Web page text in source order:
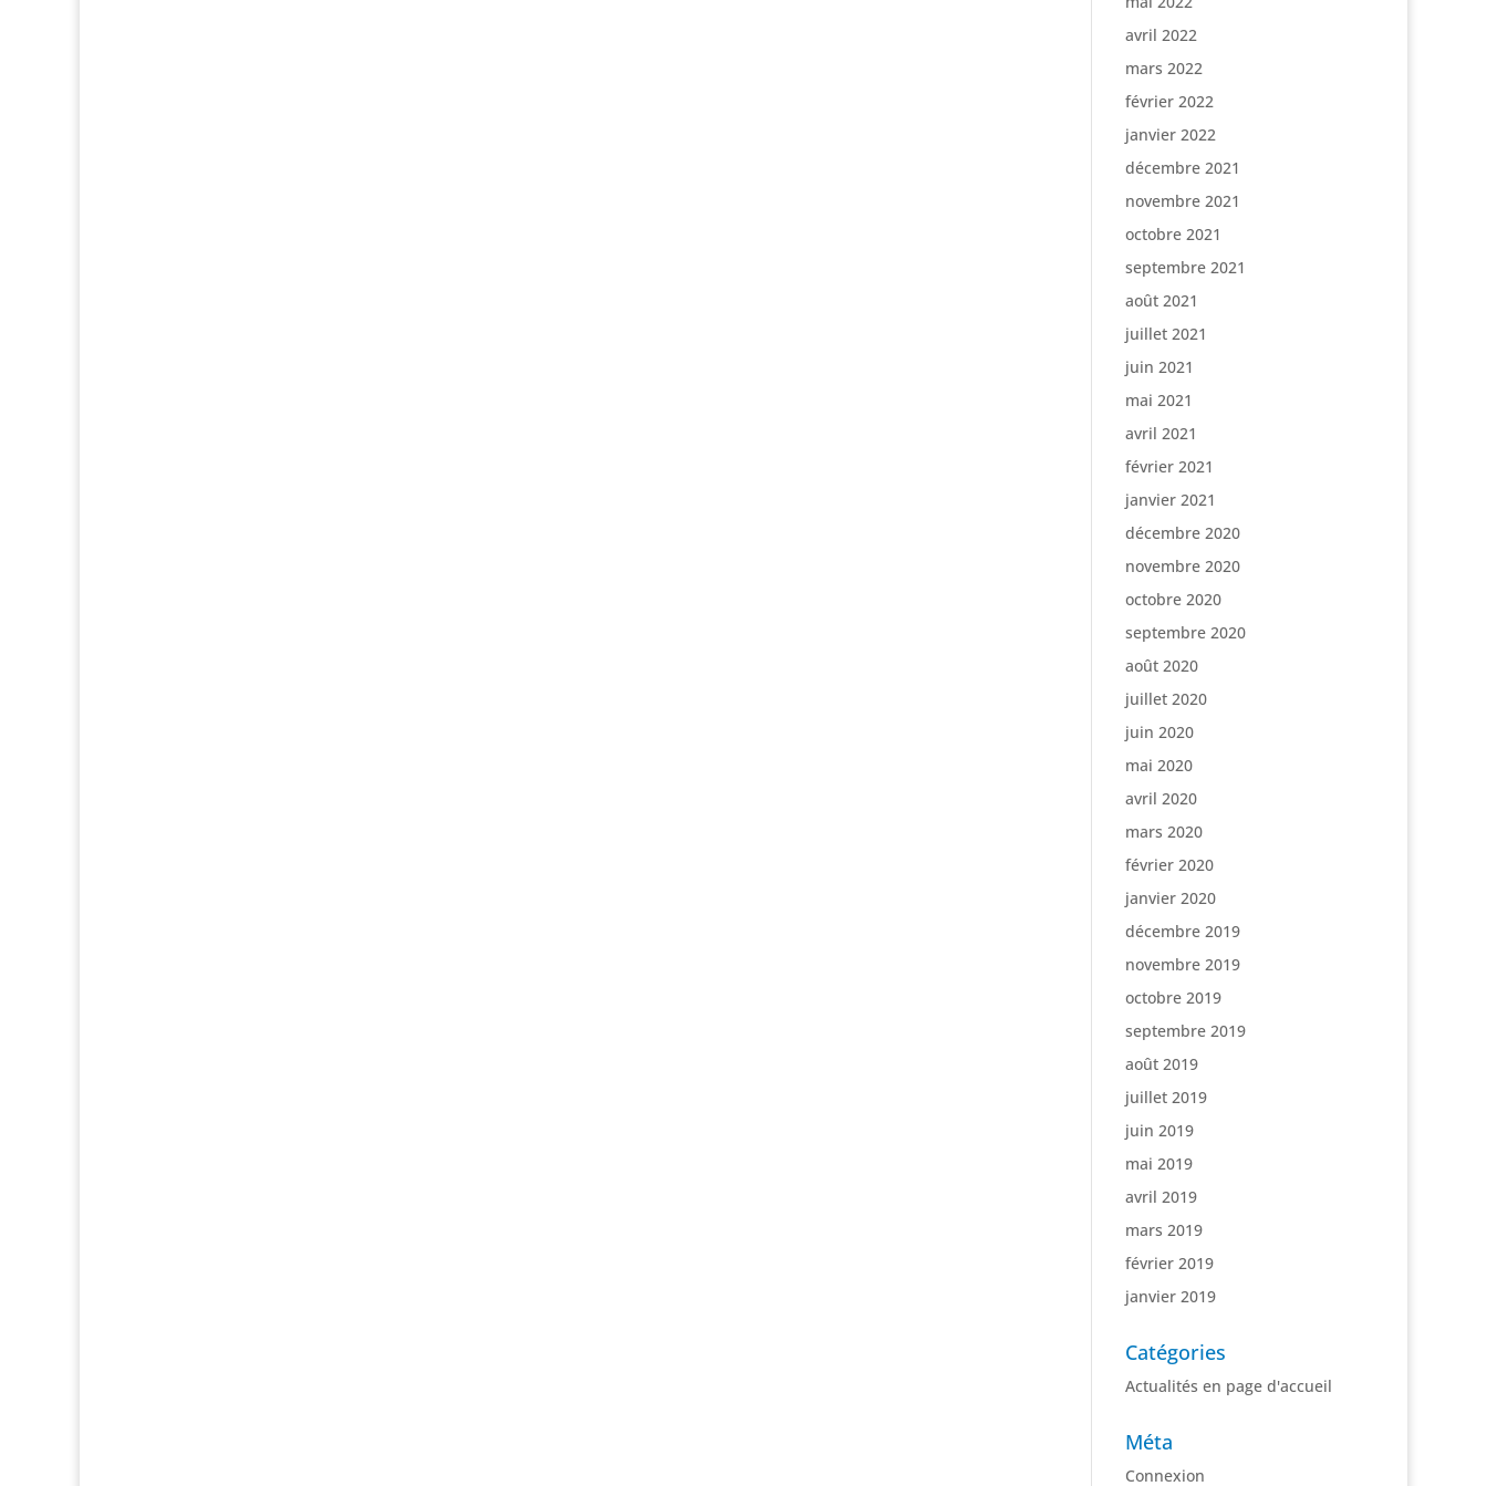
avril 2022
mars 2022
février 2022
janvier 2022
décembre 2021
novembre 2021
octobre 2021
septembre 2021
août 2021
juillet 2021
juin 2021
mai 2021
avril 2021
février 2021
janvier 2021
décembre 2020
novembre 2020
octobre 2020
septembre 2020
août 2020
juillet 2020
juin 2020
mai 2020
avril 2020
mars 2020
février 2020
janvier 2020
décembre 2019
novembre 2019
octobre 2019
septembre 2019
août 2019
juillet 2019
juin 2019
mai 2019
avril 2019
mars 2019
février 2019
janvier 2019
Catégories
Actualités en page d'accueil
Méta
Connexion